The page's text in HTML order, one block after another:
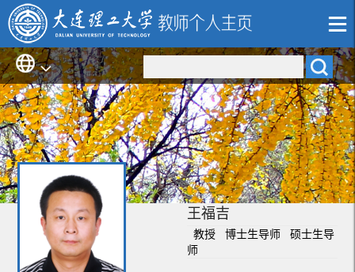
王福吉
教授 博士生导师 硕士生导
师